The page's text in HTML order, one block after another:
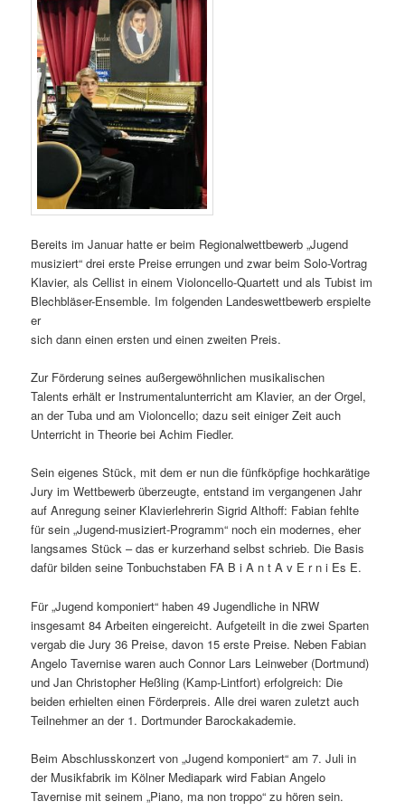
Bereits im Januar hatte er beim Regionalwettbewerb „Jugend
musiziert“ drei erste Preise errungen und zwar beim Solo-Vortrag
Klavier, als Cellist in einem Violoncello-Quartett und als Tubist im
Blechbläser-Ensemble. Im folgenden Landeswettbewerb erspielte
er
sich dann einen ersten und einen zweiten Preis.
Zur Förderung seines außergewöhnlichen musikalischen
Talents erhält er Instrumentalunterricht am Klavier, an der Orgel,
an der Tuba und am Violoncello; dazu seit einiger Zeit auch
Unterricht in Theorie bei Achim Fiedler.
Sein eigenes Stück, mit dem er nun die fünfköpfige hochkarätige
Jury im Wettbewerb überzeugte, entstand im vergangenen Jahr
auf Anregung seiner Klavierlehrerin Sigrid Althoff: Fabian fehlte
für sein „Jugend-musiziert-Programm“ noch ein modernes, eher
langsames Stück – das er kurzerhand selbst schrieb. Die Basis
dafür bilden seine Tonbuchstaben FA B i A n t A v E r n i Es E.
Für „Jugend komponiert“ haben 49 Jugendliche in NRW
insgesamt 84 Arbeiten eingereicht. Aufgeteilt in die zwei Sparten
vergab die Jury 36 Preise, davon 15 erste Preise. Neben Fabian
Angelo Tavernise waren auch Connor Lars Leinweber (Dortmund)
und Jan Christopher Heßling (Kamp-Lintfort) erfolgreich: Die
beiden erhielten einen Förderpreis. Alle drei waren zuletzt auch
Teilnehmer an der 1. Dortmunder Barockakademie.
Beim Abschlusskonzert von „Jugend komponiert“ am 7. Juli in
der Musikfabrik im Kölner Mediapark wird Fabian Angelo
Tavernise mit seinem „Piano, ma non troppo“ zu hören sein.